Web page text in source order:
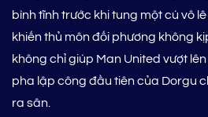
bình tĩnh trước khi tung một cú vô
khiến thủ môn đối phương không
không chỉ giúp Man United vượt
pha lập công đầu tiên của Dorgu
ra sân.